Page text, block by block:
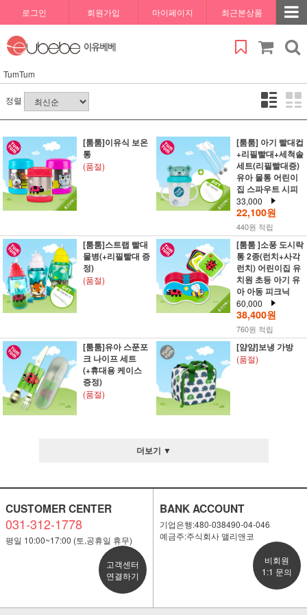
로그인 회원가입 마이페이지 최근본상품
TumTum
정렬
[툼툼]이유식 보온
통
(품절)
[툼툼] 아기 빨대컵
+리필빨대+세척솔
세트(리필빨대증)
유아 물통 어린이
집 스파우트 시피
33,000
22,100원
440원 적립
[툼툼]스트랩 빨대
물병(+리필빨대 증
정)
(품절)
[툼툼 ]소풍 도시락
통 2종(런치+사각
런치) 어린이집 유
치원 초등 아기 유
아 아동 피크닉
60,000
38,400원
760원 적립
[툼툼]유아 스푼포
크 나이프 세트
(+휴대용 케이스
증정)
(품절)
[얌얌]보냉 가방
(품절)
더보기 ▼
CUSTOMER CENTER
031-312-1778
평일 10:00~17:00 (토,공휴일 휴무)
고객센터
연결하기
BANK ACCOUNT
기업은행:480-038490-04-046
예금주:주식회사 앨리앤코
비회원
1:1 문의